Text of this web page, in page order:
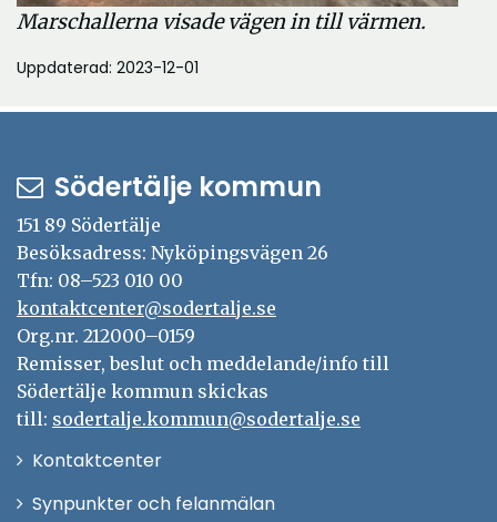
Marschallerna visade vägen in till värmen.
Uppdaterad: 2023-12-01
Södertälje kommun
151 89 Södertälje
Besöksadress: Nyköpingsvägen 26
Tfn: 08–523 010 00
kontaktcenter@sodertalje.se
Org.nr. 212000–0159
Remisser, beslut och meddelande/info till
Södertälje kommun skickas
till: sodertalje.kommun@sodertalje.se
KontaktcenterÖppna
Synpunkter och felanmälan